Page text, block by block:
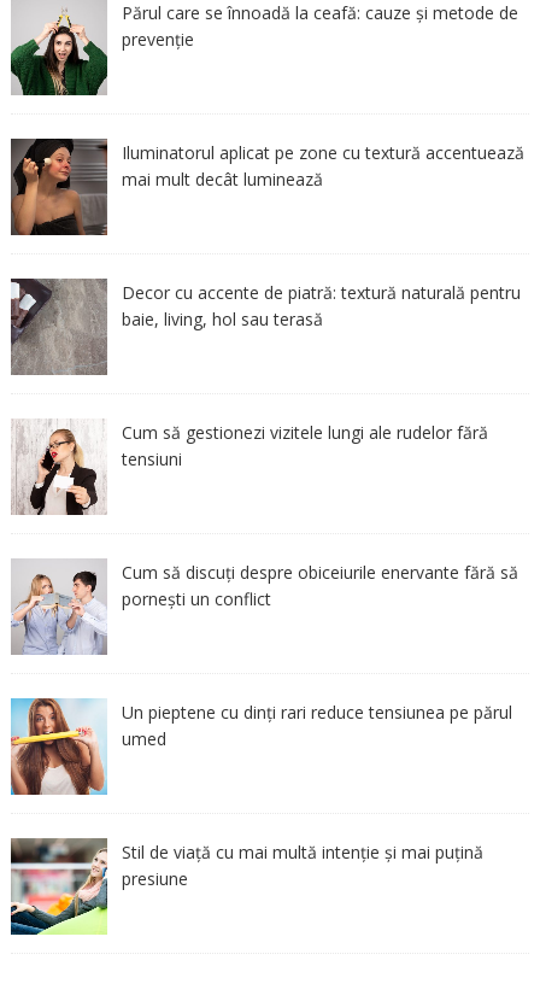
Părul care se înnoadă la ceafă: cauze și metode de
prevenție
Iluminatorul aplicat pe zone cu textură accentuează
mai mult decât luminează
Decor cu accente de piatră: textură naturală pentru
baie, living, hol sau terasă
Cum să gestionezi vizitele lungi ale rudelor fără
tensiuni
Cum să discuți despre obiceiurile enervante fără să
pornești un conflict
Un pieptene cu dinți rari reduce tensiunea pe părul
umed
Stil de viață cu mai multă intenție și mai puțină
presiune